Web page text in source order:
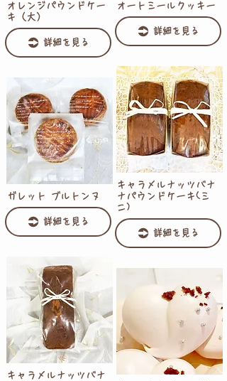
オレンジパウンドケー
キ（大）
詳細を見る
ガレット ブルトンヌ
詳細を見る
キャラメルナッツバナ
オートミールクッキー
詳細を見る
キャラメルナッツバナ
ナパウンドケーキ(ミ
ニ)
詳細を見る